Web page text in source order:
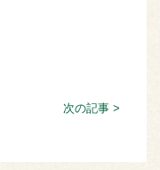
次の記事 >